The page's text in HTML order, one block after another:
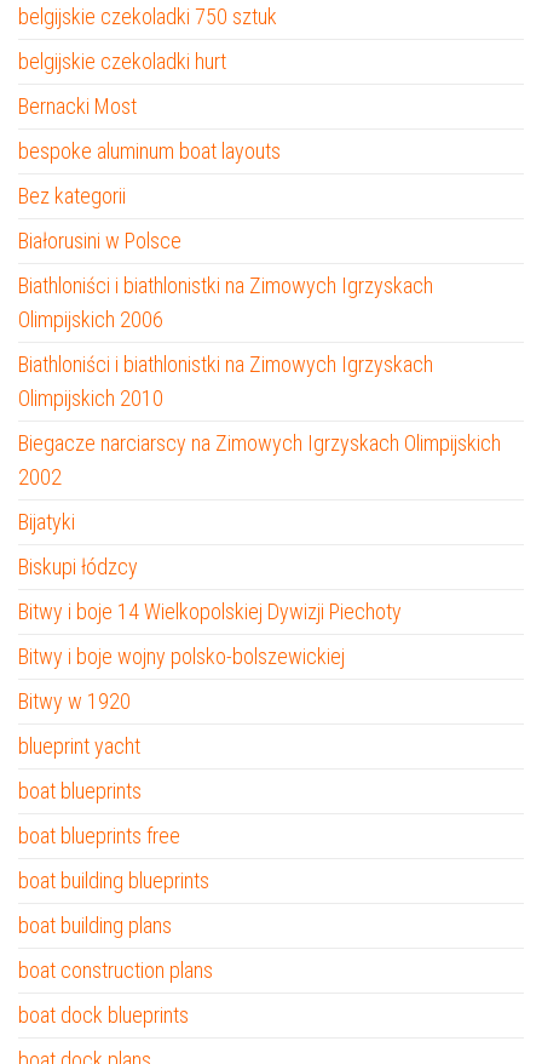
belgijskie czekoladki 750 sztuk
belgijskie czekoladki hurt
Bernacki Most
bespoke aluminum boat layouts
Bez kategorii
Białorusini w Polsce
Biathloniści i biathlonistki na Zimowych Igrzyskach
Olimpijskich 2006
Biathloniści i biathlonistki na Zimowych Igrzyskach
Olimpijskich 2010
Biegacze narciarscy na Zimowych Igrzyskach Olimpijskich
2002
Bijatyki
Biskupi łódzcy
Bitwy i boje 14 Wielkopolskiej Dywizji Piechoty
Bitwy i boje wojny polsko-bolszewickiej
Bitwy w 1920
blueprint yacht
boat blueprints
boat blueprints free
boat building blueprints
boat building plans
boat construction plans
boat dock blueprints